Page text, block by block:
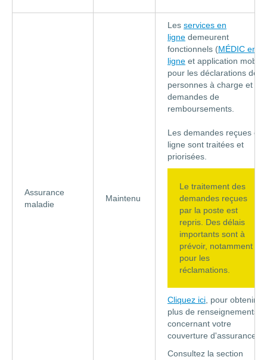
Assurance
maladie
Maintenu
Les services en
ligne demeurent
fonctionnels (MÉDIC en
ligne et application
pour les déclarations des
personnes à charge et les
demandes de
remboursements.
Les demandes reçues en
ligne sont traitées et
priorisées.
Le traitement des
demandes reçues
par la poste est
repris. Des délais
importants sont à
prévoir, notamment
pour les
réclamations.
Cliquez ici , pour obtenir
plus de renseignements
concernant votre
couverture d'assurance.
Consultez la section